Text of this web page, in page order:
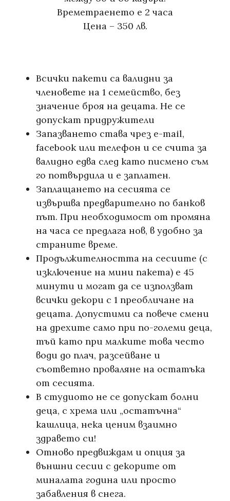
Галерия
Фотографски услуги
За мен
Блог
Въпроси и отговори
Контакти
Времетраенето е 2 часа
Цена – 350 лв.
Всички пакети са валидни за
членовете на 1 семейство, без
значение броя на децата. Не се
допускат придружители
Запазването става чрез e-mail,
facebook или телефон и се счита за
валидно едва след като писмено съм
го потвърдила и е заплатен.
Заплащането на сесията се
извършва предварително по банков
път. При необходимост от промяна
на часа се предлага нов, в удобно за
страните време.
Продължителността на сесиите (с
изключение на мини пакета) е 45
минути и могат да се използват
всички декори с 1 преобличане на
децата. Допустими са повече смени
на дрехите само при по-големи деца,
тъй като при малките това често
води до плач, разсейване и
съответно проваляне на остатъка
от сесията.
В студиото не се допускат болни
деца, с хрема или „остатъчна“
кашлица, нека ценим взаимно
здравето си!
Отново предвиждам и опция за
външни сесии с декорите от
миналата година или просто
забавления в снега.